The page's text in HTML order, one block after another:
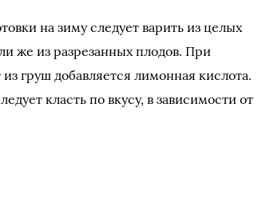
на зиму следует варить из целых
же из разрезанных плодов. При
груш добавляется лимонная кислота.
класть по вкусу, в зависимости от